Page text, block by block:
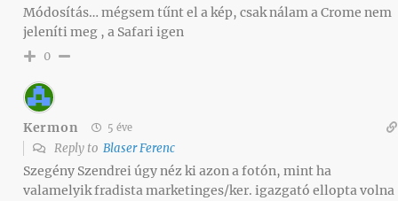
Módosítás… mégsem tűnt el a kép, csak nálam a Crome nem
jeleníti meg , a Safari igen
0
Kermon 5 éve
Reply to Blaser Ferenc
Szegény Szendrei úgy néz ki azon a fotón, mint ha
valamelyik fradista marketinges/ker. igazgató ellopta volna